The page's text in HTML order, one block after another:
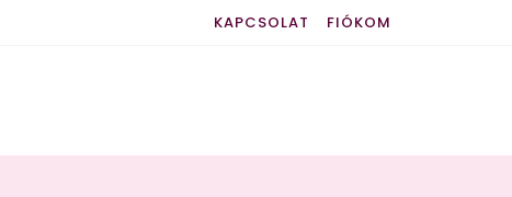
KAPCSOLAT FIÓKOM